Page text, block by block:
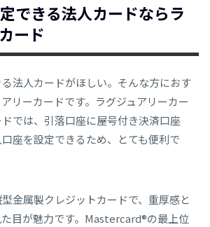
できる法人カードならラ
ード
法人カードがほしい。そんな方におす
リーカードです。ラグジュアリーカー
では、引落口座に屋号付き決済口座
口座を設定できるため、とても便利で
金属製クレジットカードで、重厚感と
目が魅力です。Mastercard®の最上位